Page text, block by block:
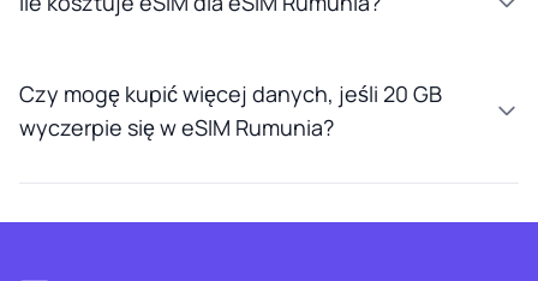
Czy mogę kupić więcej danych, jeśli 20 GB
wyczerpie się w eSIM Rumunia?